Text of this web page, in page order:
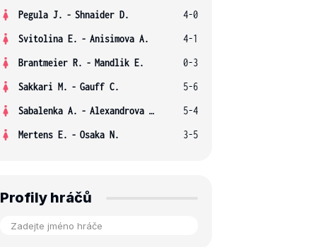
Pegula J. - Shnaider D.
4-0
Svitolina E. - Anisimova A.
4-1
Brantmeier R. - Mandlik E.
0-3
Sakkari M. - Gauff C.
5-6
Sabalenka A. - Alexandrova E.
5-4
Mertens E. - Osaka N. 3-5
Profily hráčů